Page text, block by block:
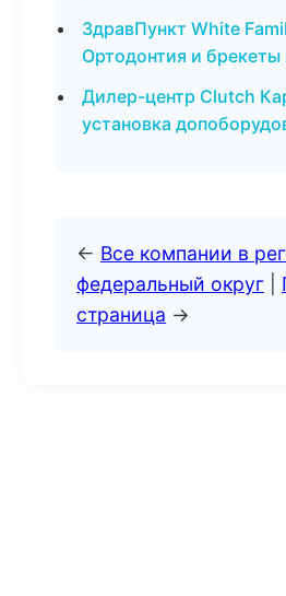
ЗдравПункт White
Ортодонтия и
Дилер-центр Clutch
установка
← Все компании в
федеральный округ
страница →